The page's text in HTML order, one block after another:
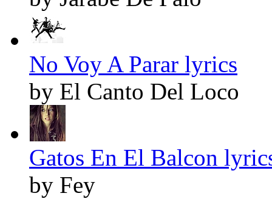
No Voy A Parar lyrics
by El Canto Del Loco
Gatos En El Balcon
by Fey